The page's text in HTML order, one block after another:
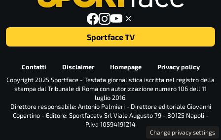
Sportface TV
Contatti Disclaimer Homepage
Privacy policy
Copyright 2025 Sportface - Testata giornalistica iscritta nel registro della
stampa dal Tribunale di Roma con autorizzazione numero 106 dell’11
luglio 2016.
Direttore responsabile: Antonio Palmieri - Direttore editoriale Giovanni
Copertino - Editore: Sportfacetv Srl Viale Augusto 79 - 80125 Napoli -
P.Iva 10594191214
Change privacy settings